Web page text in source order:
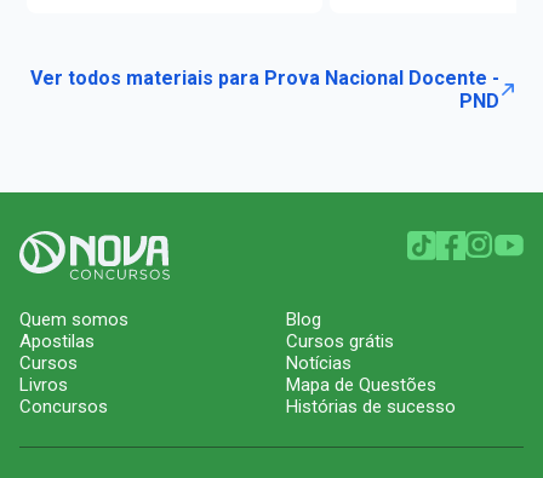
Ver todos materiais para Prova Nacional Docente -
PND
Quem somos
Apostilas
Cursos
Livros
Concursos
Blog
Cursos grátis
Notícias
Mapa de Questões
Histórias de sucesso